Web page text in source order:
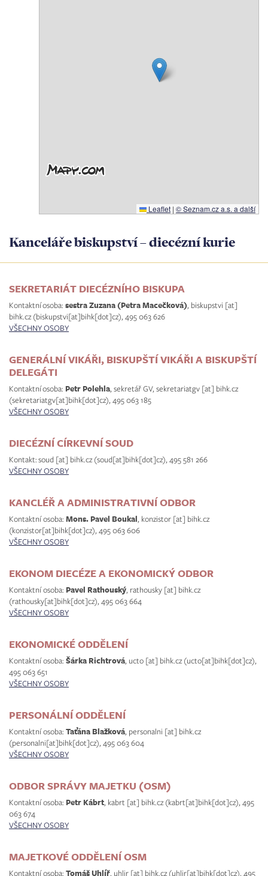
Leaflet | © Seznam.cz a.s. a další
Kanceláře biskupství – diecézní kurie
SEKRETARIÁT DIECÉZNÍHO BISKUPA
Kontaktní osoba: sestra Zuzana (Petra Macečková), biskupstvi [at]
bihk.cz (biskupstvi[at]bihk[dot]cz), 495 063 626
VŠECHNY OSOBY
GENERÁLNÍ VIKÁŘI, BISKUPŠTÍ VIKÁŘI A BISKUPŠTÍ
DELEGÁTI
Kontaktní osoba: Petr Polehla, sekretář GV,sekretariatgv [at] bihk.cz
(sekretariatgv[at]bihk[dot]cz), 495 063 185
VŠECHNY OSOBY
DIECÉZNÍ CÍRKEVNÍ SOUD
Kontakt:soud [at] bihk.cz (soud[at]bihk[dot]cz), 495 581 266
VŠECHNY OSOBY
KANCLÉŘ A ADMINISTRATIVNÍ ODBOR
Kontaktní osoba: Mons. Pavel Boukal, konzistor [at] bihk.cz
(konzistor[at]bihk[dot]cz), 495 063 606
VŠECHNY OSOBY
EKONOM DIECÉZE A EKONOMICKÝ ODBOR
Kontaktní osoba: Pavel Rathouský, rathousky [at] bihk.cz
(rathousky[at]bihk[dot]cz), 495 063 664
VŠECHNY OSOBY
EKONOMICKÉ ODDĚLENÍ
Kontaktní osoba: Šárka Richtrová, ucto [at] bihk.cz (ucto[at]bihk[dot]cz),
495 063 651
VŠECHNY OSOBY
PERSONÁLNÍ ODDĚLENÍ
Kontaktní osoba: Taťána Blažková, personalni [at] bihk.cz
(personalni[at]bihk[dot]cz), 495 063 604
VŠECHNY OSOBY
ODBOR SPRÁVY MAJETKU (OSM)
Kontaktní osoba: Petr Kábrt, kabrt [at] bihk.cz (kabrt[at]bihk[dot]cz), 495
063 674
VŠECHNY OSOBY
MAJETKOVÉ ODDĚLENÍ OSM
Kontaktní osoba: Tomáš Uhlíř, uhlir [at] bihk.cz (uhlir[at]bihk[dot]cz), 495